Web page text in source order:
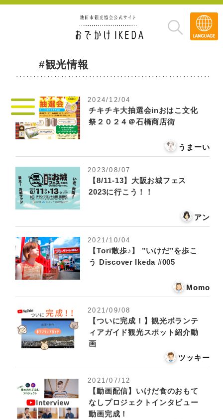
#観光情報
2024/12/04
チキチキ大抽選会inおはこ文化
祭２０２４＠石橋商店街
うまーい
2023/08/07
【8/11-13】大阪お城フェス
2023に行こう！！
アン
2021/10/04
【Tori散歩♪】 ”いけだ”を歩こ
う Discover Ikeda #005
Momo
2021/09/08
【ついに完成！】観光ボランテ
ィアガイド観光スポット紹介動
画
ツッキー
2021/07/12
【動画配信】いけだ食のおもて
なしプロジェクトインタビュー
動画完成！
»